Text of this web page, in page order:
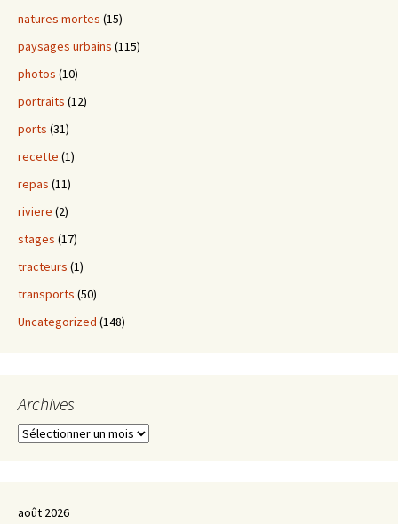
natures mortes (15)
paysages urbains (115)
photos (10)
portraits (12)
ports (31)
recette (1)
repas (11)
riviere (2)
stages (17)
tracteurs (1)
transports (50)
Uncategorized (148)
Archives
Archives
août 2026